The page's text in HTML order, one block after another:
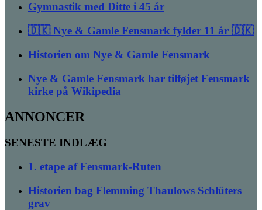
Gymnastik med Ditte i 45 år
🇩🇰 Nye & Gamle Fensmark fylder 11 år 🇩🇰
Historien om Nye & Gamle Fensmark
Nye & Gamle Fensmark har tilføjet Fensmark
kirke på Wikipedia
ANNONCER
SENESTE INDLÆG
1. etape af Fensmark-Ruten
Historien bag Flemming Thaulows Schlüters
grav